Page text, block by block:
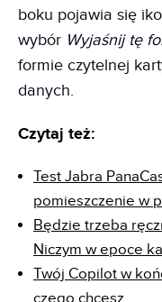
boku pojawia się
wybór Wyjaśnij tę
formie czytelnej
danych.
Czytaj też:
Test Jabra
pomieszczenie w
Będzie trzeba
Niczym w epoce
Twój Copilot w
czego chcesz